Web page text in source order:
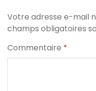
Votre adresse e-mail
champs obligatoires
Commentaire *